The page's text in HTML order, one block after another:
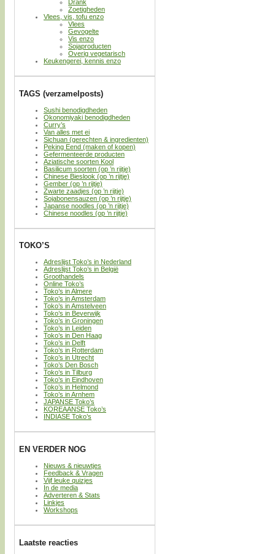
Drank
Zoetigheden
Vlees, vis, tofu enzo
Vlees
Gevogelte
Vis enzo
Sojaproducten
Overig vegetarisch
Keukengerei, kennis enzo
TAGS (verzamelposts)
Sushi benodigdheden
Okonomiyaki benodigdheden
Curry’s
Van alles met ei
Sichuan (gerechten & ingredienten)
Peking Eend (maken of kopen)
Gefermenteerde producten
Aziatische soorten Kool
Basilicum soorten (op ’n rijtje)
Chinese Bieslook (op ’n rijtje)
Gember (op ’n rijtje)
Zwarte zaadjes (op ’n rijtje)
Sojabonensauzen (op ’n rijtje)
Japanse noodles (op ’n rijtje)
Chinese noodles (op ’n rijtje)
TOKO’S
Adreslijst Toko’s in Nederland
Adreslijst Toko’s in België
Groothandels
Online Toko’s
Toko’s in Almere
Toko’s in Amsterdam
Toko’s in Amstelveen
Toko’s in Beverwijk
Toko’s in Groningen
Toko’s in Leiden
Toko’s in Den Haag
Toko’s in Delft
Toko’s in Rotterdam
Toko’s in Utrecht
Toko’s Den Bosch
Toko’s in Tilburg
Toko’s in Eindhoven
Toko’s in Helmond
Toko’s in Arnhem
JAPANSE Toko’s
KOREAANSE Toko’s
INDIASE Toko’s
EN VERDER NOG
Nieuws & nieuwtjes
Feedback & Vragen
Vijf leuke quizjes
In de media
Adverteren & Stats
Linkjes
Workshops
Laatste reacties